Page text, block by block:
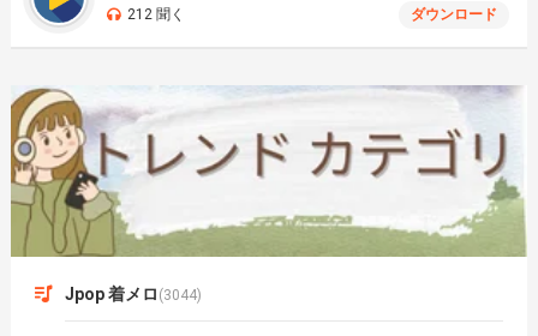
212 聞く ダウンロード
Jpop 着メロ (3044)